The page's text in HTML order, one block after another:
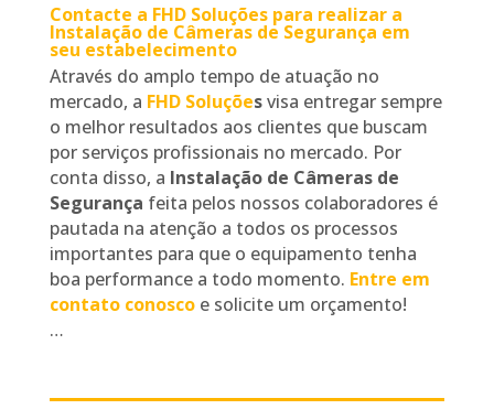
Contacte a FHD Soluções para realizar a
Instalação de Câmeras de Segurança em
seu estabelecimento
Através do amplo tempo de atuação no
mercado, a FHD Soluçõesvisa entregar sempre
o melhor resultados aos clientes que buscam
por serviços profissionais no mercado. Por
conta disso, a Instalação de Câmeras de
Segurança feita pelos nossos colaboradores é
pautada na atenção a todos os processos
importantes para que o equipamento tenha
boa performance a todo momento. Entre em
contato conoscoe solicite um orçamento!
…